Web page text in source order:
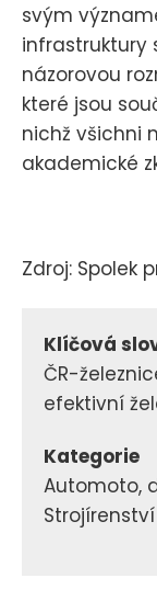
svým
infrastruktury
názorovou
které jsou
nichž všichni
akademické
Zdroj: Spolek
Klíčová
ČR-
efektivní
Kategorie
Automoto,
Strojírenství